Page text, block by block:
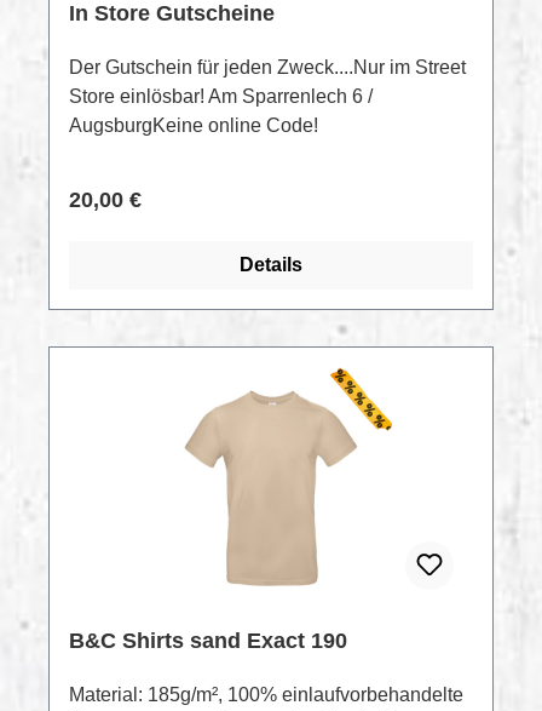
In Store Gutscheine
Der Gutschein für jeden Zweck....Nur im Street
Store einlösbar! Am Sparrenlech 6 /
AugsburgKeine online Code!
Regulärer Preis:
20,00 €
Details
B&C Shirts sand Exact 190
Material: 185g/m², 100% einlaufvorbehandelte